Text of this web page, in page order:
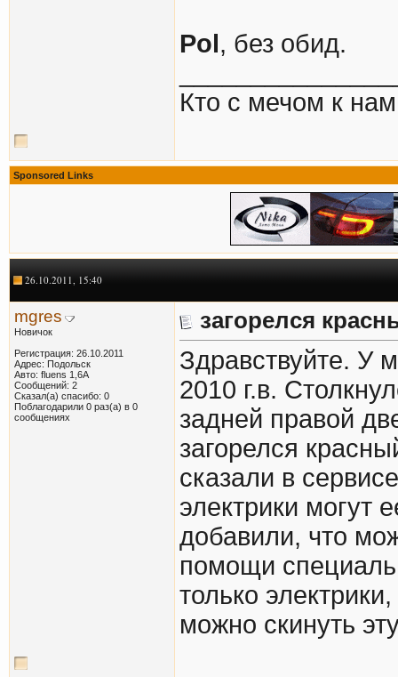
Pol, без обид.
Кто с мечом к
Sponsored Links
26.10.2011, 15:40
mgres
Новичок
Регистрация: 26.10.2011
Адрес: Подольск
Авто: fluens 1,6A
Сообщений: 2
Сказал(а) спасибо: 0
Поблагодарили 0 раз(а) в 0
сообщениях
загорелся
Здравствуйте. У
2010 г.в.
задней правой
загорелся
сказали в
электрики могут
добавили, что
помощи
только
можно скинуть